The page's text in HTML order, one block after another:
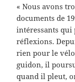
« Nous avons
documents de
intéressants qui
réflexions.
rien pour le vélo
guidon, il
quand il pleut,